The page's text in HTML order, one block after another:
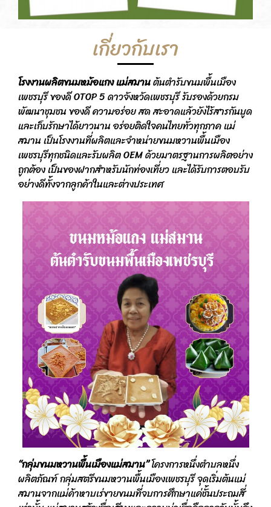
เกี่ยวกับเรา
โรงงานผลิตขนมหม้อแกง แม่สมานต้นตำรับขนมพื้นเมือง
เพชรบุรี ของดี OTOP 5 ดาวจังหวัดเพชรบุรี รับรองด้วยกรม
พัฒนาชุมชน ของดี ความอร่อย สด สะอาดแล้วยังไร้สารกันบูด
และเก็บรักษาได้ยาวนาน อร่อยติดใจคนไทยทั่วทุกภาค แม่
สมาน เป็นโรงงานที่ผลิตและจำหน่ายขนมหวานพื้นเมือง
เพชรบุรีทุกชนิดและรับผลิต OEM ด้วยมาตรฐานการผลิตอย่าง
ถูกต้อง เป็นของฝากสำหรับนักท่องเที่ยว และได้รับการตอบรับ
อย่างดีทั้งจากลูกค้าในและต่างประเทศ
“กลุ่มขนมหวานพื้นเมืองแม่สมาน”โครงการหนึ่งตำบลหนึ่ง
ผลิตภัณฑ์ กลุ่มสตรีขนมหวานพื้นเมืองเพชรบุรี จุดเริ่มต้นแม่
สมานจากแม่ค้าหาบเร่ขายขนมที่จบการศึกษาแค่ชั้นประถมสี่